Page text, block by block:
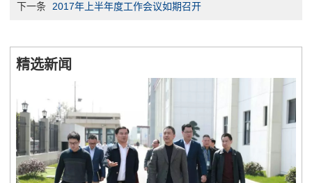
下一条 2017年上半年度工作会议如期召开
精选新闻